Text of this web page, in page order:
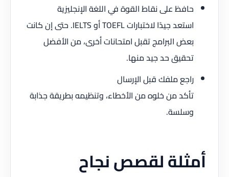
حافظ على نقاط القوة في اللغة الإنجليزية
استعد جيدًا لاختبارات TOEFL أو IELTS. حتى إن كانت
بعض البرامج تقبل امتحانات أخرى، من الأفضل
تحقيق حد جيد منها.
راجع ملفك قبل الإرسال
تأكد من خلوه من الأخطاء، وتنظيمه بطريقة جذابة
وسلسة.
أمثلة لقصص نجاح